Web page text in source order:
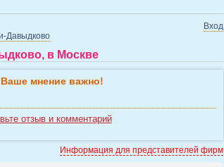
Вход
Давыдково
в Москве
Ваше мнение важно!
отзыв и комментарий
Информация для представителей фирм